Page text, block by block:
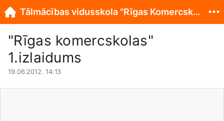
"Rīgas komercskolas"
1.izlaidums
19.06.2012. 14:13
Tālmācības vidusskola "Rīgas Komercskola"